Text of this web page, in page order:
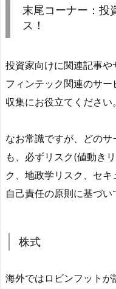
末尾コーナー：投
ス！
投資家向けに関連記事
フィンテック関連のサ
収集にお役立てください。
なお常識ですが、どの
も、必ずリスク(値動き
ク、地政学リスク、セキ
自己責任の原則に基づい
株式
海外ではロビンフット